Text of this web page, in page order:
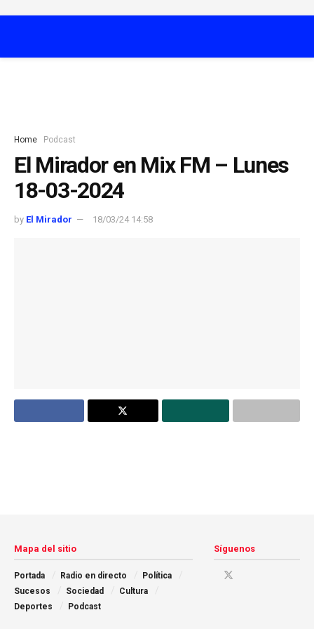
Home Podcast
El Mirador en Mix FM – Lunes
18-03-2024
by El Mirador 18/03/24 14:58
Mapa del sitio
Portada Radio en directo
Política
Sucesos
Sociedad
Cultura
Deportes
Podcast
Síguenos